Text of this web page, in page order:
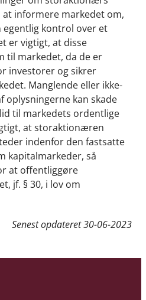
informere markedet om,
egentlig kontrol over et
er vigtigt, at disse
til markedet, da de er
investorer og sikrer
Manglende eller ikke-
oplysningerne kan skade
til markedets ordentlige
at storaktionæren
indenfor den fastsatte
kapitalmarkeder, så
at offentliggøre
jf. § 30, i lov om
Senest opdateret30-06-2023